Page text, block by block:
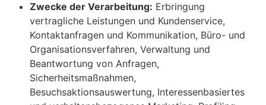
Zwecke der Verarbeitung: Erbringung
vertragliche Leistungen und Kundenservice,
Kontaktanfragen und Kommunikation, Büro- und
Organisationsverfahren, Verwaltung und
Beantwortung von Anfragen,
Sicherheitsmaßnahmen,
Besuchsaktionsauswertung, Interessenbasiertes